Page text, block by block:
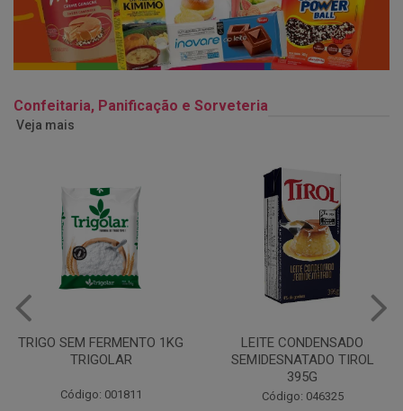
Confeitaria, Panificação e Sorveteria
Veja mais
LEITE CONDENSADO
SEMIDESNATADO TIROL
Código: 046325
CHANTILINHO EM PO 400G
MIX
Código: 037442